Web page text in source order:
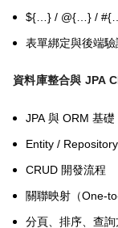
${…} / @{…} /
表單綁定與後端驗
資料庫整合與 JPA
JPA 與 ORM 基礎
Entity /
CRUD 開發流程
關聯映射（One-
分頁、排序、查詢